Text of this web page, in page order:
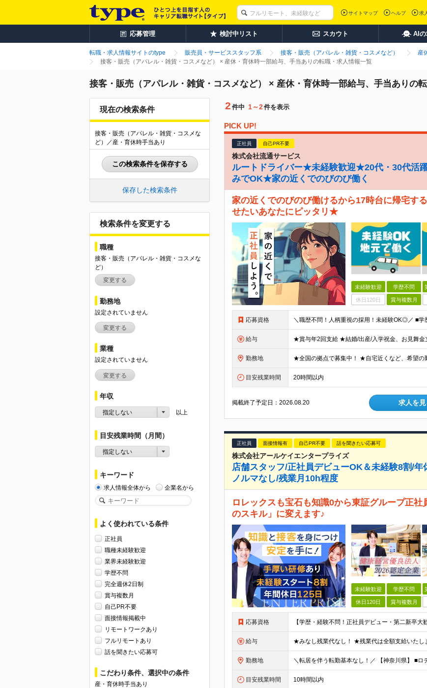
サイトマップ ヘルプ 求
応募管理 検討中リスト スカウト AIの
転職・求人情報サイトのtype 販売員・サービススタッフ系 接客・販売（アパレル・雑貨・コスメなど）
産
接客・販売（アパレル・雑貨・コスメなど） × 産休・育休時一部給与、手当ありの転職・求人情報一覧
接客・販売（アパレル・雑貨・コスメなど） × 産休・育休時一部給与、手当ありの
現在の検索条件
接客・販売（アパレル・雑貨・コスメな
ど）／産・育休時手当あり
この検索条件を保存する
保存した検索条件
検索条件を変更する
職種
接客・販売（アパレル・雑貨・コスメな
ど）
変更する
勤務地
設定されていません
変更する
業種
設定されていません
変更する
年収
指定しない 以上
目安残業時間（月間）
指定しない
キーワード
求人情報全体から 企業名から
よく使われている条件
正社員
職種未経験歓迎
業界未経験歓迎
学歴不問
完全週休2日制
賞与複数月
自己PR不要
面接情報掲載中
リモートワークあり
フルリモートあり
話を聞きたい応募可
こだわり条件、選択中の条件
産・育休時手当あり
2 件中 1～2件を表示
PICK UP!
正社員 自己PR不要
株式会社流通サービス
ルートドライバー★未経験歓迎★20代・30代活
みでOK★家の近くでのびのび働く
家の近くでのびのび働けるから17時台に帰宅す
せたいあなたにピッタリ★
未経験歓迎 学歴不問
休日120日 賞与複数月
応募資格
給与
勤務地
目安残業時間 20時間以内
掲載終了予定日：2026.08.20 求人を見
正社員 面接情報有 自己PR不要 話を聞きたい応募可
株式会社アールケイエンタープライズ
店舗スタッフ/正社員デビューOK＆未経験8割/
ノルマなし/残業月10h程度
ロレックスも宝石も知識0から東証グループ正
のスキル」に変えます♪
未経験歓迎 学歴不問
休日120日 賞与複数月
応募資格
給与
勤務地
目安残業時間 10時間以内